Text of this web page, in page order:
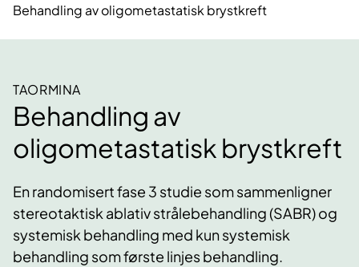
Behandling av oligometastatisk brystkreft
TAORMINA
Behandling av
oligometastatisk brystkreft
En randomisert fase 3 studie som sammenligner
stereotaktisk ablativ strålebehandling (SABR) og
systemisk behandling med kun systemisk
behandling som første linjes behandling.